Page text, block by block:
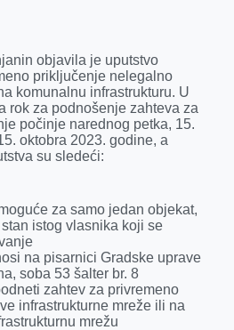
r
s
A
p
p
l
objavila je uputstvo
priključenje nelegalno
komunalnu infrastrukturu. U
rok za podnošenje zahteva za
počinje narednog petka, 15.
oktobra 2023. godine, a
su sledeći:
za samo jedan objekat,
istog vlasnika koji se
na pisarnici Gradske uprave
soba 53 šalter br. 8
zahtev za privremeno
infrastrukturne mreže ili na
mrežu